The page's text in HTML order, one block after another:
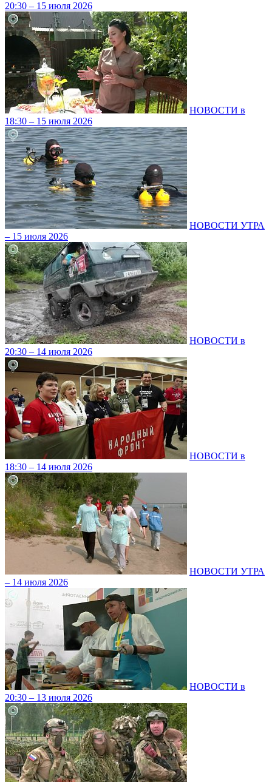
20:30 – 15 июля 2026
НОВОСТИ в
18:30 – 15 июля 2026
НОВОСТИ УТРА
– 15 июля 2026
НОВОСТИ в
20:30 – 14 июля 2026
НОВОСТИ в
18:30 – 14 июля 2026
НОВОСТИ УТРА
– 14 июля 2026
НОВОСТИ в
20:30 – 13 июля 2026